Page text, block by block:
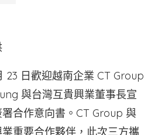
23 日歡迎越南企業 CT Group
與台灣互貴興業董事長宣
合作意向書。CT Group 與
重要合作夥伴，此次三方攜